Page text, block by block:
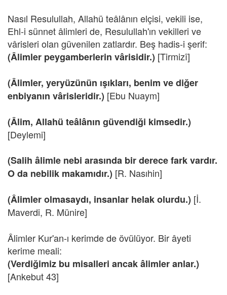
Nasıl Resulullah, Allahü teâlânın elçisi, vekili ise,
Ehl-i sünnet âlimleri de, Resulullah'ın vekilleri ve
vârisleri olan güvenilen zatlardır. Beş hadis-i şerif:
(Âlimler peygamberlerin vârisidir.) [Tirmizî]
(Âlimler, yeryüzünün ışıkları, benim ve diğer
enbiyanın vârisleridir.) [Ebu Nuaym]
(Âlim, Allahü teâlânın güvendiği kimsedir.)
[Deylemi]
(Salih âlimle nebi arasında bir derece fark vardır.
O da nebilik makamıdır.) [R. Nasıhin]
(Âlimler olmasaydı, insanlar helak olurdu.) [İ.
Maverdi, R. Münire]
Âlimler Kur'an-ı kerimde de övülüyor. Bir âyeti
kerime meali:
(Verdiğimiz bu misalleri ancak âlimler anlar.)
[Ankebut 43]